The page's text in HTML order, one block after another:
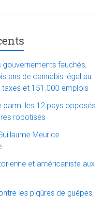
gouvernements fauchés,
ans de cannabis légal au
et 151.000 emplois
parmi les 12 pays opposés
robotisés
Meurice
et américaniste aux
les piqûres de guêpes,